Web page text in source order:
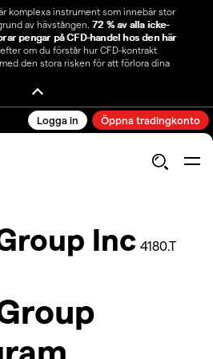
komplexa instrument som innebär stor
av hävstången. 72 % av alla icke-
pengar på CFD-handel hos den här
om du förstår hur CFD-kontrakt
den stora risken för att förlora dina
Logga in Öppna tradingkonto
Inc 4180.T